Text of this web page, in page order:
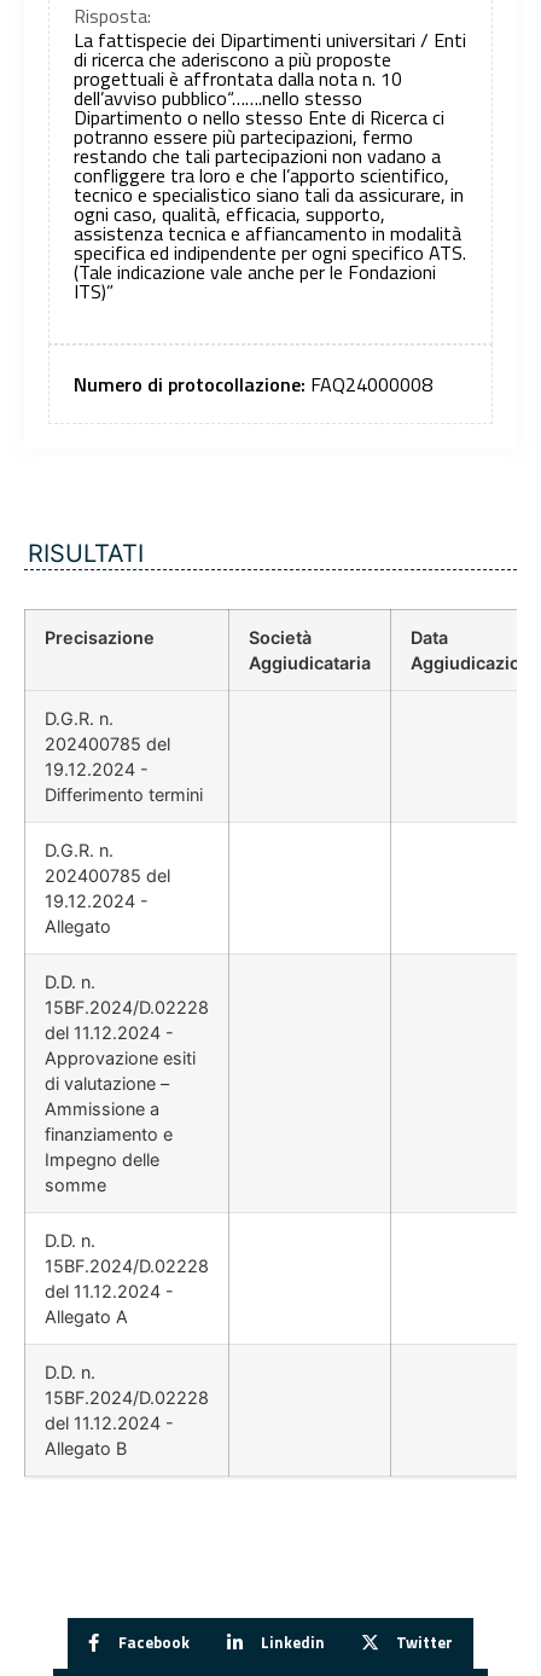
Risposta:
La fattispecie dei Dipartimenti universitari / Enti
di ricerca che aderiscono a più proposte
progettuali è affrontata dalla nota n. 10
dell’avviso pubblico“…….nello stesso
Dipartimento o nello stesso Ente di Ricerca ci
potranno essere più partecipazioni, fermo
restando che tali partecipazioni non vadano a
confliggere tra loro e che l’apporto scientifico,
tecnico e specialistico siano tali da assicurare, in
ogni caso, qualità, efficacia, supporto,
assistenza tecnica e affiancamento in modalità
specifica ed indipendente per ogni specifico ATS.
(Tale indicazione vale anche per le Fondazioni
ITS)”
Numero di protocollazione: FAQ24000008
RISULTATI
Precisazione
Società
Aggiudicataria
Data
Aggiudicazione
D.G.R. n.
202400785 del
19.12.2024 -
Differimento termini
D.G.R. n.
202400785 del
19.12.2024 -
Allegato
D.D. n.
15BF.2024/D.02228
del 11.12.2024 -
Approvazione esiti
di valutazione –
Ammissione a
finanziamento e
Impegno delle
somme
D.D. n.
15BF.2024/D.02228
del 11.12.2024 -
Allegato A
D.D. n.
15BF.2024/D.02228
del 11.12.2024 -
Allegato B
Facebook Linkedin Twitter